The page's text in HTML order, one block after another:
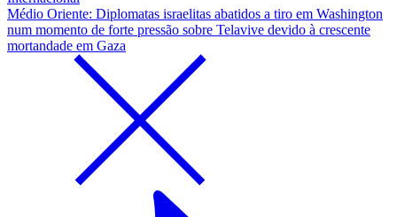
Médio Oriente: Diplomatas israelitas abatidos a tiro em Washington
num momento de forte pressão sobre Telavive devido à crescente
mortandade em Gaza